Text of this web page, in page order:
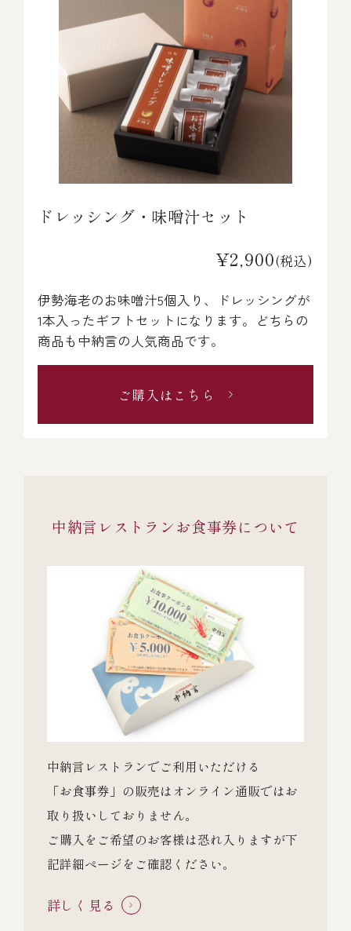
ドレッシング・味噌汁セット
¥2,900(税込)
伊勢海老のお味噌汁5個入り、ドレッシングが
1本入ったギフトセットになります。どちらの
商品も中納言の人気商品です。
ご購入はこちら
中納言レストランお食事券について
中納言レストランでご利用いただける
「お食事券」の販売はオンライン通販ではお
取り扱いしておりません。
ご購入をご希望のお客様は恐れ入りますが下
記詳細ぺージをご確認ください。
詳しく見る